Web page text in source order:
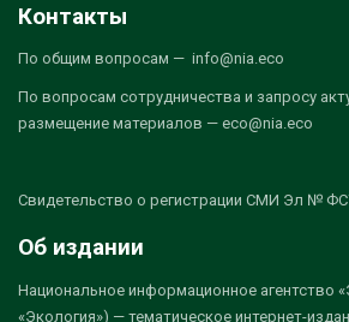
Контакты
По общим вопросам — info@nia.eco
По вопросам сотрудничества и запросу
размещение материалов — eco@nia.eco
Свидетельство о регистрации СМИ Эл №
Об издании
Национальное информационное агентство
«Экология») — тематическое интернет-